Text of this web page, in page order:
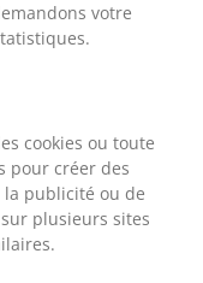
votre
cookies ou toute
pour créer des
la publicité ou de
plusieurs sites